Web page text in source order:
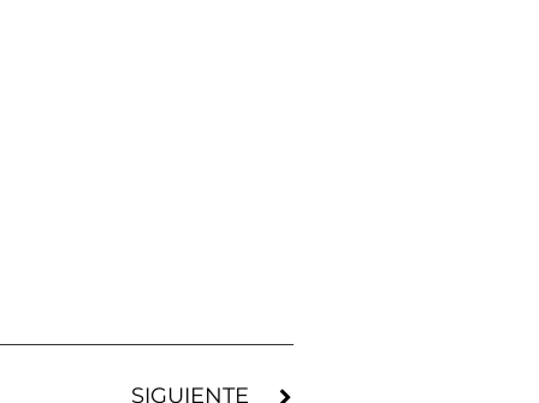
SIGUIENTE